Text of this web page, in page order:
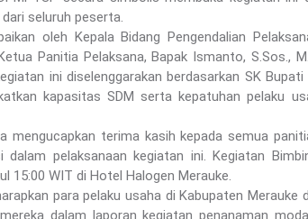
seluruh peserta.
oleh Kepala Bidang Pengendalian
Panitia Pelaksana, Bapak Ismanto, S.Sos.,
ini diselenggarakan berdasarkan SK
kapasitas SDM serta kepatuhan pelaku
mengucapkan terima kasih kepada semua
pelaksanaan kegiatan ini. Kegiatan
15:00 WIT di Hotel Halogen Merauke.
para pelaku usaha di Kabupaten Merauke
dalam laporan kegiatan penanaman